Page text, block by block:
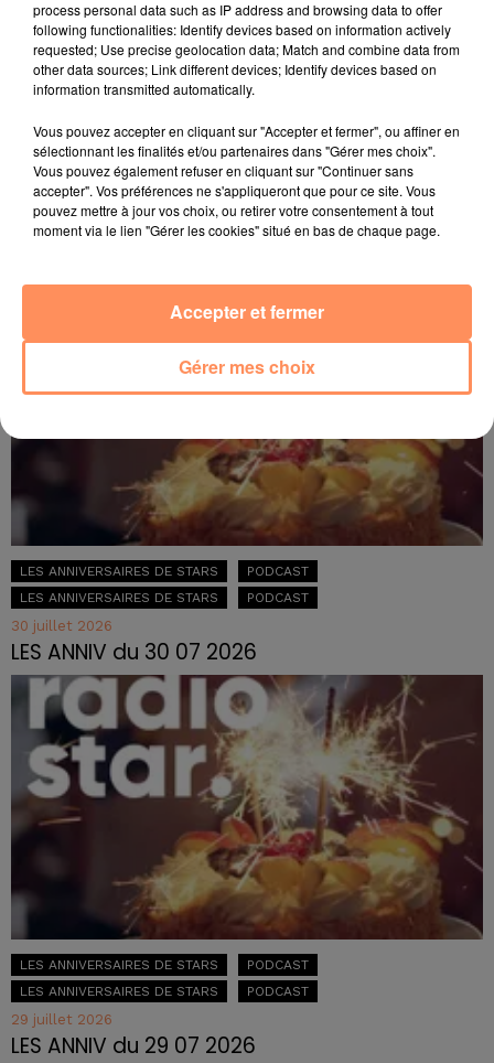
LES ANNIVERSAIRES DE STARS
PODCAST
LES ANNIVERSAIRES DE STARS
PODCAST
31 juillet 2026
LES ANNIVERSAIRES DE STARS
PODCAST
LES ANNIVERSAIRES DE STARS
PODCAST
30 juillet 2026
LES ANNIV du 30 07 2026
LES ANNIVERSAIRES DE STARS
PODCAST
LES ANNIVERSAIRES DE STARS
PODCAST
29 juillet 2026
LES ANNIV du 29 07 2026
process personal data such as IP address and browsing data to offer
following functionalities: Identify devices based on information actively
requested; Use precise geolocation data; Match and combine data from
other data sources; Link different devices; Identify devices based on
information transmitted automatically.
Vous pouvez accepter en cliquant sur "Accepter et fermer", ou affiner en
sélectionnant les finalités et/ou partenaires dans "Gérer mes choix".
Vous pouvez également refuser en cliquant sur "Continuer sans
accepter". Vos préférences ne s'appliqueront que pour ce site. Vous
pouvez mettre à jour vos choix, ou retirer votre consentement à tout
moment via le lien "Gérer les cookies" situé en bas de chaque page.
Gérer mes choix
Accepter et fermer